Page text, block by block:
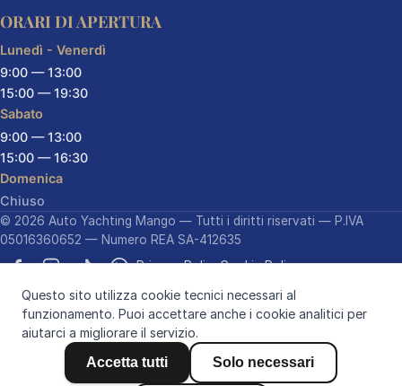
ORARI DI APERTURA
Lunedì - Venerdì
9:00 — 13:00
15:00 — 19:30
Sabato
9:00 — 13:00
15:00 — 16:30
Domenica
Chiuso
© 2026 Auto Yachting Mango — Tutti i diritti riservati — P.IVA
05016360652 — Numero REA SA-412635
Privacy PolicyCookie Policy
Design & Development by
Questo sito utilizza cookie tecnici necessari al
funzionamento. Puoi accettare anche i cookie analitici per
aiutarci a migliorare il servizio.
Accetta tutti
Solo necessari